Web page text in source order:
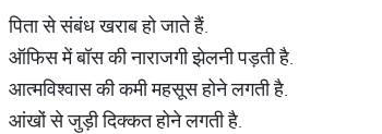
पिता से संबंध खराब हो जाते हैं.
ऑफिस में बॉस की नाराजगी झेलनी पड़ती है.
आत्मविश्वास की कमी महसूस होने लगती है.
आंखों से जुड़ी दिक्कत होने लगती है.